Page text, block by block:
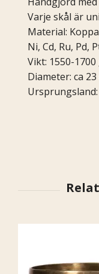
Varje skål är
Material:
Ni, Cd, Ru, Pd,
Vikt: 1550-1700
Diameter: ca 23